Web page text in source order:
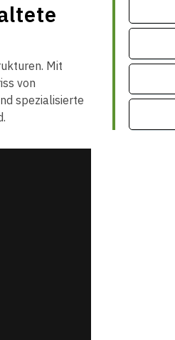
Mit
von
spezialisierte